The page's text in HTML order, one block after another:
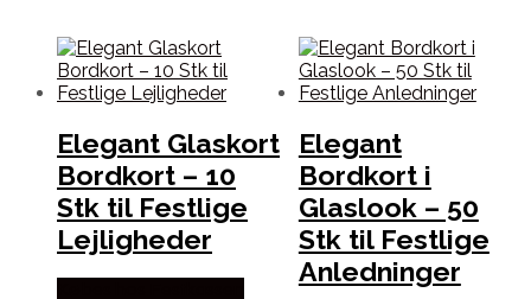
Elegant Glaskort
Bordkort – 10
Stk til Festlige
Lejligheder
Elegant
Bordkort i
Glaslook – 50
Stk til Festlige
Anledninger